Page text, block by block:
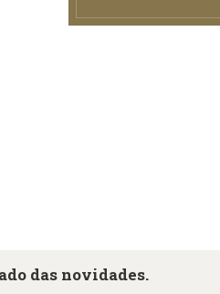
das novidades.